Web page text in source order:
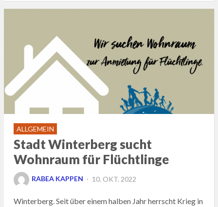
ALLGEMEIN
Stadt Winterberg sucht
Wohnraum für Flüchtlinge
RABEA KAPPEN
POSTED
10. OKT. 2022
Winterberg. Seit über einem halben Jahr herrscht Krieg in